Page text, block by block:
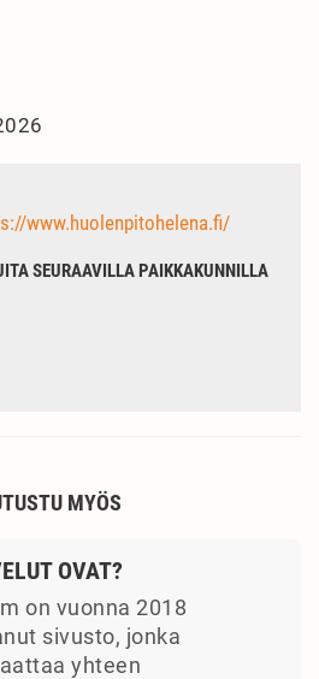
www.huolenpitohelena.fi/
SEURAAVILLA PAIKKAKUNNILLA
MYÖS
OVAT?
on vuonna 2018
sivusto, jonka
yhteen